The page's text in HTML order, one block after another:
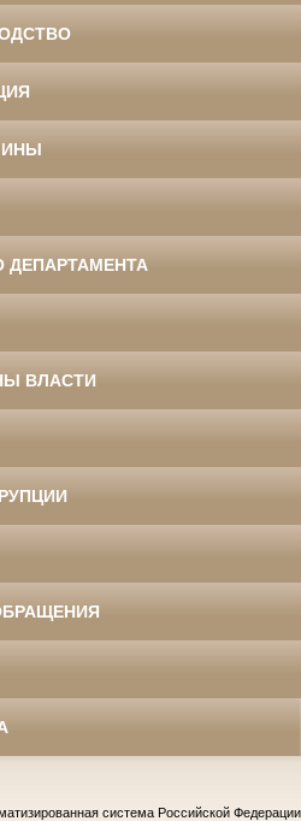
ДЕПАРТАМЕНТА
ВЛАСТИ
система Российской